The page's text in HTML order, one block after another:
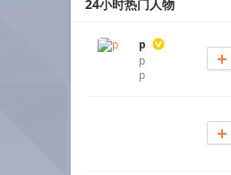
24小时热门人物
p
p
p
+
+